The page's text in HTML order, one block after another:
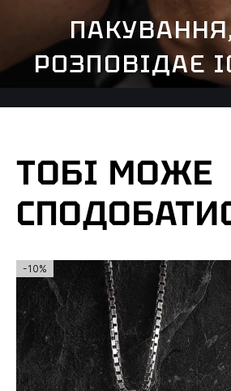
РОЗПОВІДАЄ
ТОБІ МОЖЕ
-10%